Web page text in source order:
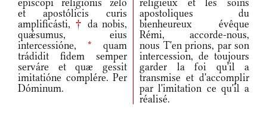
epíscopi religiónis zelo
et apostólicis curis
amplificásti, † da nobis,
quǽsumus, eius
intercessióne, * quam
trádidit fidem semper
serváre et quæ gessit
imitatióne complére. Per
Dóminum.
religieux et les soins
apostoliques du
bienheureux évêque
Rémi, accorde-nous,
nous T'en prions, par son
intercession, de toujours
garder la foi qu'il a
transmise et d'accomplir
par l'imitation ce qu'il a
réalisé.